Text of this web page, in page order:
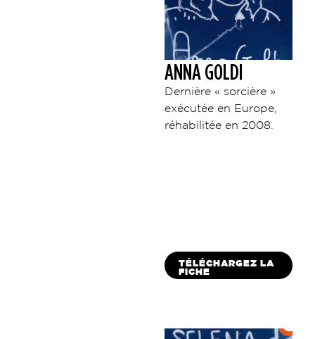
ANNA GOLDI
Dernière « sorcière »
exécutée en Europe,
réhabilitée en 2008.
TÉLÉCHARGEZ LA
FICHE